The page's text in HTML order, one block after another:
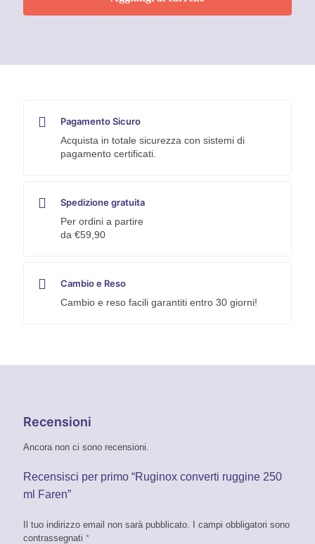
Faren
Pagamento Sicuro
Acquista in totale sicurezza con sistemi di
pagamento certificati.
Spedizione gratuita
Per ordini a partire
da €59,90
Cambio e Reso
Cambio e reso facili garantiti entro 30 giorni!
Recensioni
Ancora non ci sono recensioni.
Recensisci per primo “Ruginox converti ruggine 250
ml Faren”
Il tuo indirizzo email non sarà pubblicato.
I campi obbligatori sono
contrassegnati *